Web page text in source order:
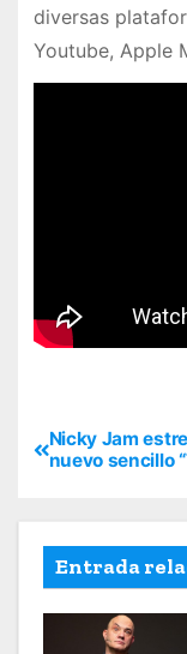
diversas
Youtube, Apple
Nicky Jam
nuevo sencillo
Entrada